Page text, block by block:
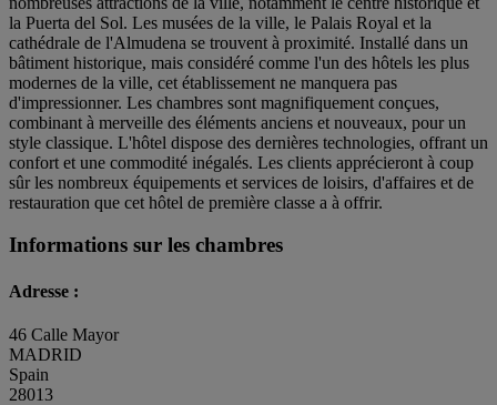
la Puerta del Sol. Les musées de la ville, le Palais Royal et la
cathédrale de l'Almudena se trouvent à proximité. Installé dans un
bâtiment historique, mais considéré comme l'un des hôtels les plus
modernes de la ville, cet établissement ne manquera pas
d'impressionner. Les chambres sont magnifiquement conçues,
combinant à merveille des éléments anciens et nouveaux, pour un
style classique. L'hôtel dispose des dernières technologies, offrant un
confort et une commodité inégalés. Les clients apprécieront à coup
sûr les nombreux équipements et services de loisirs, d'affaires et de
restauration que cet hôtel de première classe a à offrir.
Informations sur les chambres
Adresse :
46 Calle Mayor
MADRID
Spain
28013